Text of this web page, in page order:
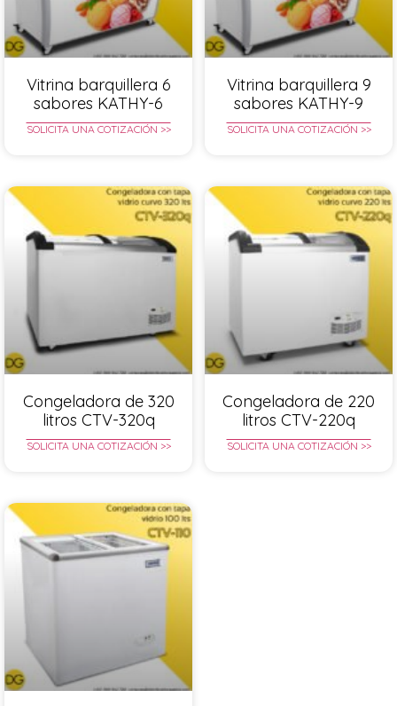
Vitrina barquillera 6
sabores KATHY-6
SOLICITA UNA COTIZACIÓN >>
Vitrina barquillera 9
sabores KATHY-9
SOLICITA UNA COTIZACIÓN >>
Congeladora de 320
litros CTV-320q
SOLICITA UNA COTIZACIÓN >>
Congeladora de 220
litros CTV-220q
SOLICITA UNA COTIZACIÓN >>